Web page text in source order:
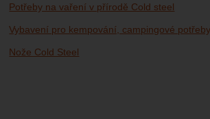
Potřeby na vaření v přírodě Cold steel
Vybavení pro kempování, campingové potřeby
Nože Cold Steel